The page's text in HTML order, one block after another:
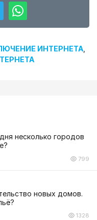
ИНТЕРНЕТА
несколько городов
799
новых домов.
1328